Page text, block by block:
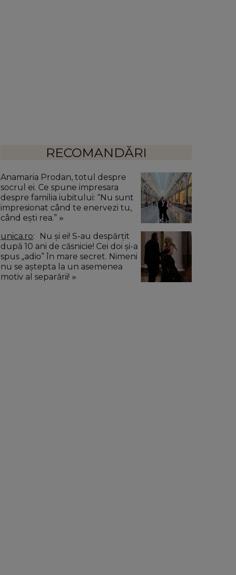
RECOMANDĂRI
Anamaria Prodan, totul despre
socrul ei. Ce spune impresara
despre familia iubitului: “Nu sunt
impresionat când te enervezi tu,
când ești rea.”
unica.ro
după 10 ani de căsnicie! Cei doi și-a
spus „adio” în mare secret. Nimeni
nu se aștepta la un asemenea
motiv al separării!